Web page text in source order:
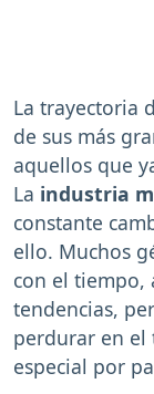
La trayectoria
de sus más
aquellos que
La industria
constante
ello. Muchos
con el tiempo,
tendencias,
perdurar en el
especial por